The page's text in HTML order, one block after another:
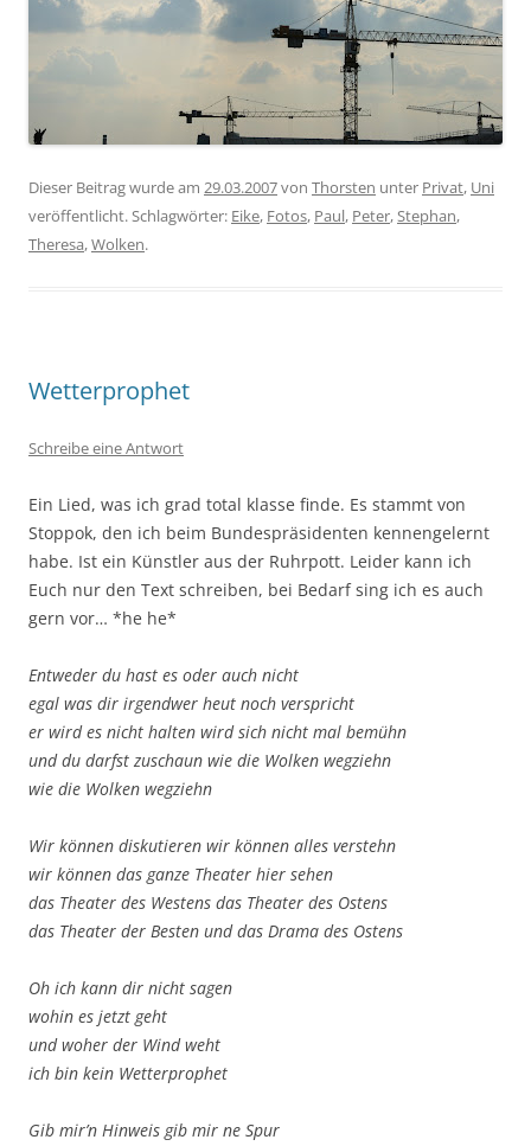
Dieser Beitrag wurde am 29.03.2007von Thorsten unter Privat, Uni
veröffentlicht. Schlagwörter: Eike, Fotos, Paul, Peter,Stephan,
Theresa,Wolken.
Wetterprophet
Schreibe eine Antwort
Ein Lied, was ich grad total klasse finde. Es stammt von
Stoppok, den ich beim Bundespräsidenten kennengelernt
habe. Ist ein Künstler aus der Ruhrpott. Leider kann ich
Euch nur den Text schreiben, bei Bedarf sing ich es auch
gern vor… *he he*
Entweder du hast es oder auch nicht
egal was dir irgendwer heut noch verspricht
er wird es nicht halten wird sich nicht mal bemühn
und du darfst zuschaun wie die Wolken wegziehn
wie die Wolken wegziehn
Wir können diskutieren wir können alles verstehn
wir können das ganze Theater hier sehen
das Theater des Westens das Theater des Ostens
das Theater der Besten und das Drama des Ostens
Oh ich kann dir nicht sagen
wohin es jetzt geht
und woher der Wind weht
ich bin kein Wetterprophet
Gib mir’n Hinweis gib mir ne Spur